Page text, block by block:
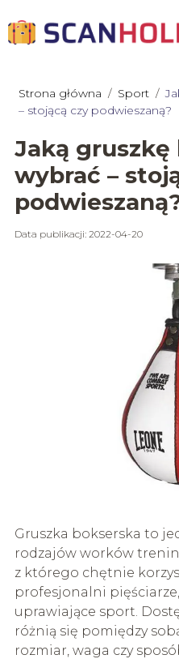
Strona główna / Sport /
– stojącą czy podwieszaną?
Jaką gruszkę
wybrać –
Data publikacji: 2022-04-20
Gruszka bokserska to
rodzajów worków
z którego chętnie
profesjonalni
uprawiające sport.
różnią się pomiędzy
rozmiar, waga czy